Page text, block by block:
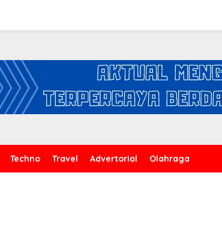
Techno Travel Advertorial Olahraga